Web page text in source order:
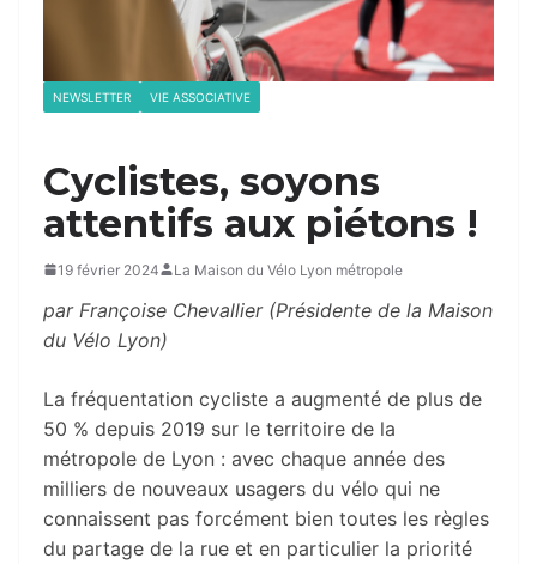
NEWSLETTER VIE ASSOCIATIVE
Cyclistes, soyons
attentifs aux piétons !
19 février 2024 La Maison du Vélo Lyon métropole
par Françoise Chevallier (Présidente de la Maison
du Vélo Lyon)
La fréquentation cycliste a augmenté de plus de
50 % depuis 2019 sur le territoire de la
métropole de Lyon : avec chaque année des
milliers de nouveaux usagers du vélo qui ne
connaissent pas forcément bien toutes les règles
du partage de la rue et en particulier la priorité